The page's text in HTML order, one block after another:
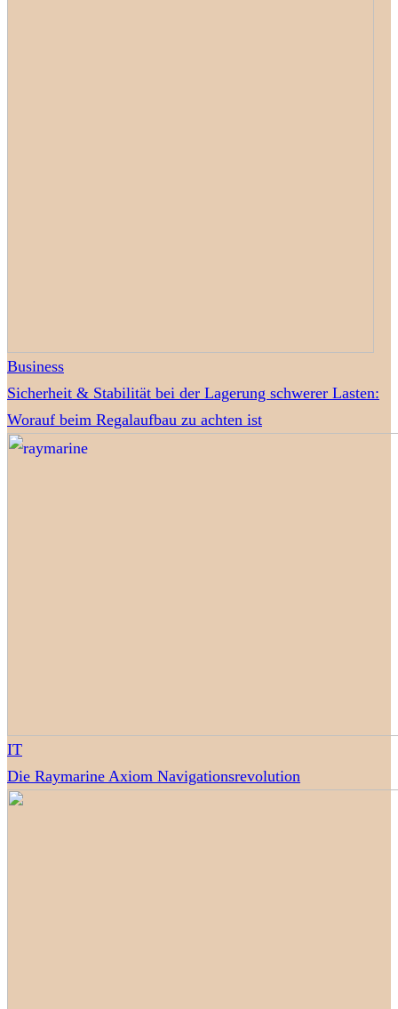
Business
Sicherheit & Stabilität bei der Lagerung schwerer Lasten:
Worauf beim Regalaufbau zu achten ist
IT
Die Raymarine Axiom Navigationsrevolution